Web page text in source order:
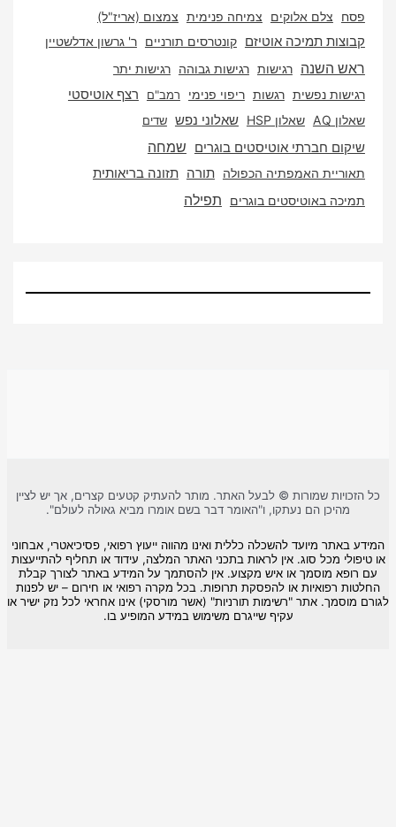
צלם אלוקים צמיחה פנימית צמצום (אריז"ל)
תמיכה אוטיזם קונטרסים תורניים ר' גרשון אדלשטיין
רגישות רגישות גבוהה רגישות יתר
נפשית רגשות ריפוי פנימי רמב"ם רצף אוטיסטי
שאלון HSP שאלוני נפש שדים
חברתי אוטיסטים בוגרים שמחה
האמפתיה הכפולה תורה תזונה בריאותית
באוטיסטים בוגרים תפילה
שמורות © לבעל האתר. מותר להעתיק קטעים קצרים, אך יש לציין
הם נעתקו, ו"האומר דבר בשם אומרו מביא גאולה לעולם".
מיועד להשכלה כללית ואינו מהווה ייעוץ רפואי, פסיכיאטרי, אבחוני
מכל סוג. אין לראות בתכני האתר המלצה, עידוד או תחליף להתייעצות
מוסמך או איש מקצוע. אין להסתמך על המידע באתר לצורך קבלת
או להפסקת תרופות. בכל מקרה רפואי או חירום – יש לפנות
אתר "רשימות תורניות" (אשר מורסקי) אינו אחראי לכל נזק ישיר או
עקיף שייגרם משימוש במידע המופיע בו.